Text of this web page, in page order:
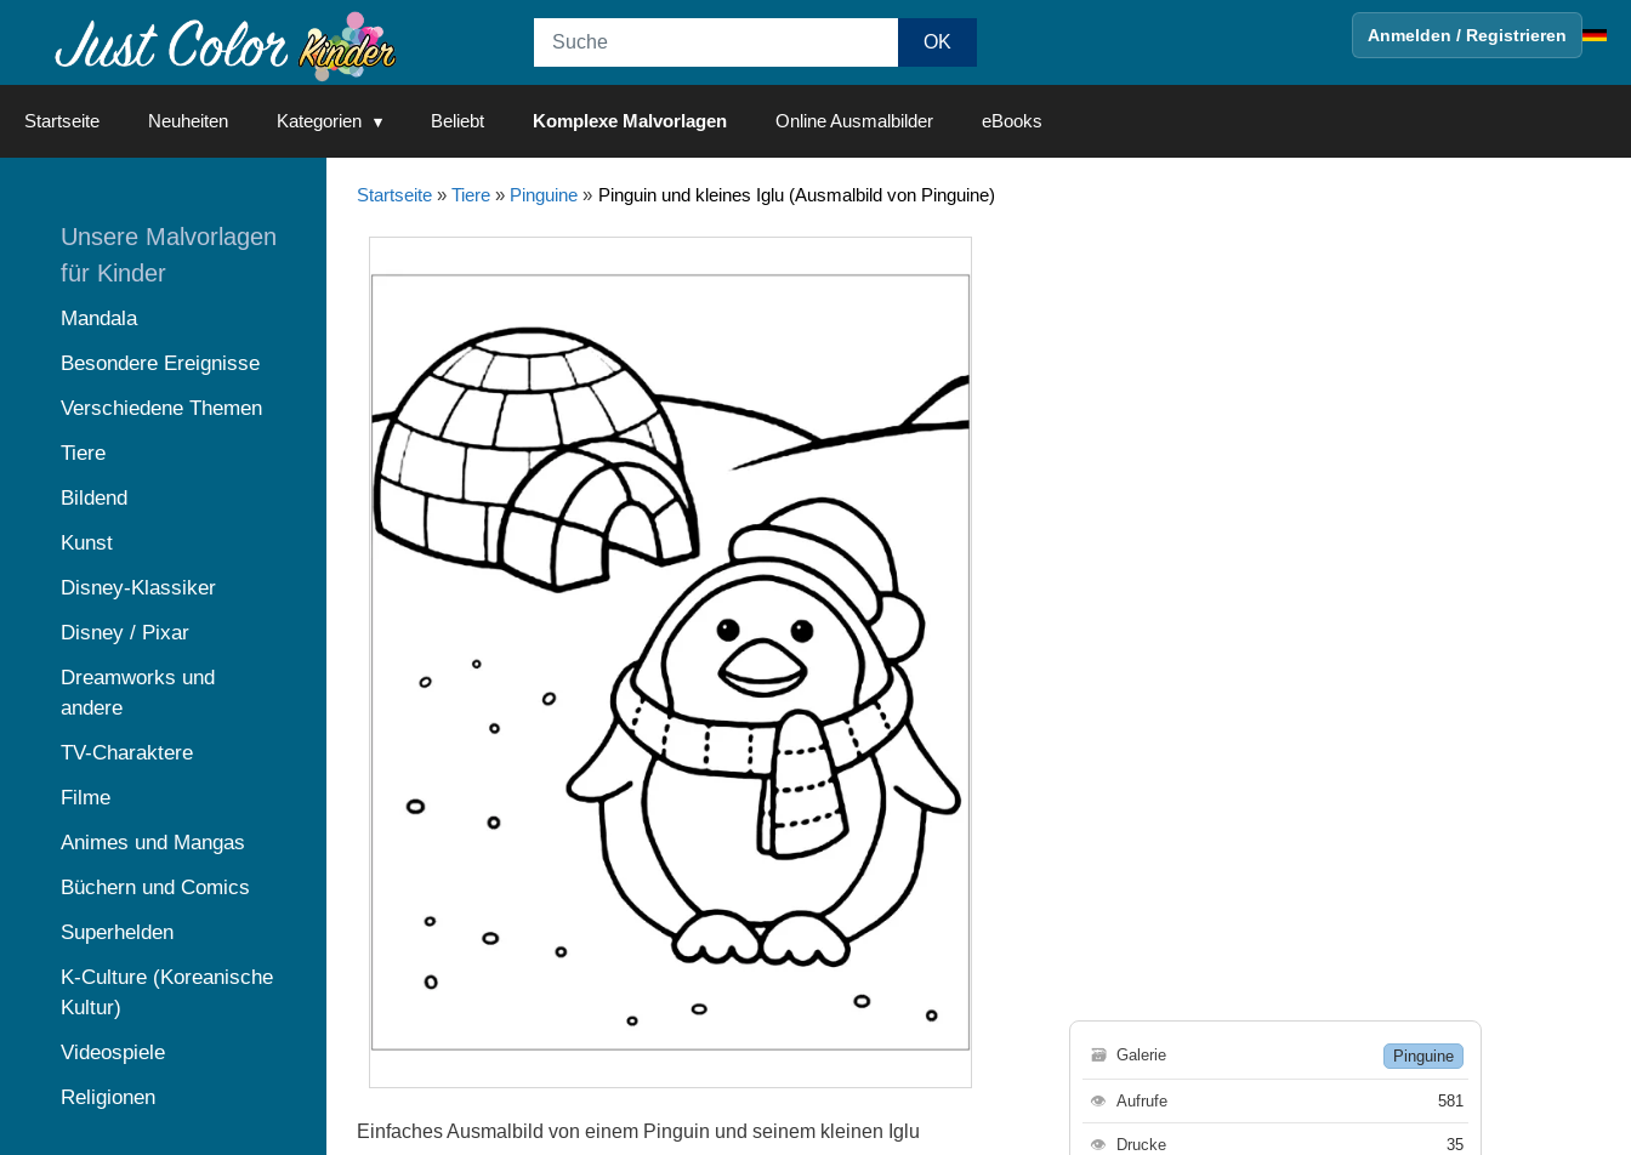
Anmelden / Registrieren
Startseite Neuheiten Kategorien Beliebt Komplexe Malvorlagen Online Ausmalbilder eBooks
Startseite» Tiere» Pinguine» Pinguin und kleines Iglu (Ausmalbild von Pinguine)
Einfaches Ausmalbild von einem Pinguin und seinem kleinen Iglu
🗃 Galerie Pinguine
👁 Aufrufe 581
👁 Drucke 35
Unsere Malvorlagen
für Kinder
Mandala
Besondere Ereignisse
Verschiedene Themen
Tiere
Bildend
Kunst
Disney-Klassiker
Disney / Pixar
Dreamworks und
andere
TV-Charaktere
Filme
Animes und Mangas
Büchern und Comics
Superhelden
K-Culture (Koreanische
Kultur)
Videospiele
Religionen